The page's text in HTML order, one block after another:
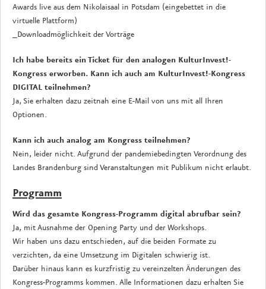
Awards live aus dem Nikolaisaal in Potsdam (eingebettet in die
virtuelle Plattform)
_Downloadmöglichkeit der Vorträge
Ich habe bereits ein Ticket für den analogen KulturInvest!-
Kongress erworben. Kann ich auch am KulturInvest!-Kongress
DIGITAL teilnehmen?
Ja, Sie erhalten dazu zeitnah eine E-Mail von uns mit all Ihren
Optionen.
Kann ich auch analog am Kongress teilnehmen?
Nein, leider nicht. Aufgrund der pandemiebedingten Verordnung des
Landes Brandenburg sind Veranstaltungen mit Publikum nicht erlaubt.
Programm
Wird das gesamte Kongress-Programm digital abrufbar sein?
Ja, mit Ausnahme der Opening Party und der Workshops.
Wir haben uns dazu entschieden, auf die beiden Formate zu
verzichten, da eine Umsetzung im Digitalen schwierig ist.
Darüber hinaus kann es kurzfristig zu vereinzelten Änderungen des
Kongress-Programms kommen. Alle Informationen dazu erhalten Sie